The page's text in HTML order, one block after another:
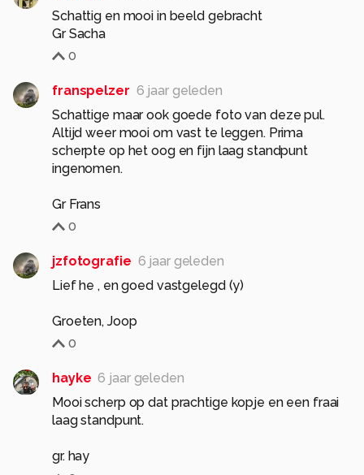
Schattig en mooi in beeld gebracht
Gr Sacha
0
franspelzer 6 jaar geleden
Schattige maar ook goede foto van deze pul.
Altijd weer mooi om vast te leggen. Prima
scherpte op het oog en fijn laag standpunt
ingenomen.
Gr Frans
0
jzfotografie 6 jaar geleden
Lief he , en goed vastgelegd (y)
Groeten, Joop
0
hayke 6 jaar geleden
Mooi scherp op dat prachtige kopje en een fraai
laag standpunt.
gr. hay